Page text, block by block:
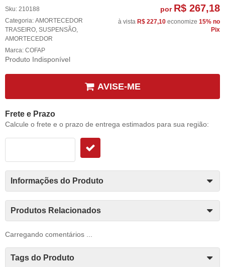
Sku: 210188
Categoria: AMORTECEDOR
TRASEIRO, SUSPENSÃO,
AMORTECEDOR
Marca: COFAP
Produto Indisponível
por R$ 267,18
à vista R$ 227,10 economize 15% no
Pix
AVISE-ME
Frete e Prazo
Calcule o frete e o prazo de entrega estimados para sua região:
Informações do Produto
Produtos Relacionados
Carregando comentários ...
Tags do Produto